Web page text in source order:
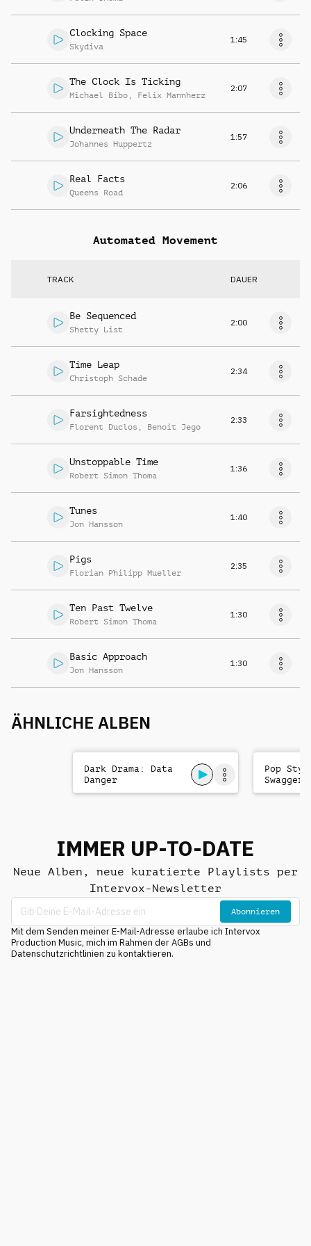
Clocking Space
Skydiva
1:45
The Clock Is Ticking
Michael Bibo , Felix Mannherz
2:07
Underneath The Radar
Johannes Huppertz
1:57
Real Facts
Queens Road
2:06
Automated Movement
TRACK DAUER
Be Sequenced
Shetty List
2:00
Time Leap
Christoph Schade
2:34
Farsightedness
Florent Duclos , Benoit Jego
2:33
Unstoppable Time
Robert Simon Thoma
1:36
Tunes
Jon Hansson
1:40
Pigs
Florian Philipp Mueller
2:35
Ten Past Twelve
Robert Simon Thoma
1:30
Basic Approach
Jon Hansson
1:30
ÄHNLICHE ALBEN
Dark Drama: Data
Danger
Pop
Swagger
IMMER UP-TO-DATE
Neue Alben, neue kuratierte Playlists per
Intervox-Newsletter
Abonnieren
Mit dem Senden meiner E-Mail-Adresse erlaube ich Intervox
Production Music, mich im Rahmen der AGBs und
Datenschutzrichtlinien zu kontaktieren.